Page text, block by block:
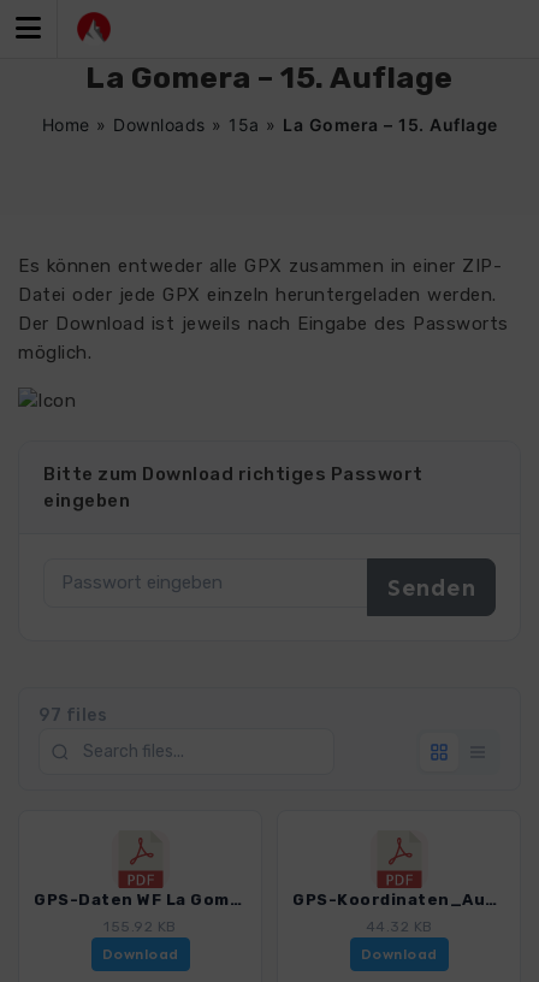
Inhalt
La Gomera – 15. Auflage
Home » Downloads » 15a » La Gomera – 15. Auflage
Es können entweder alle GPX zusammen in einer ZIP-
Datei oder jede GPX einzeln heruntergeladen werden.
Der Download ist jeweils nach Eingabe des Passworts
möglich.
Bitte zum Download richtiges Passwort
eingeben
97 files
GPS-Daten WF La Gomera - Haftungsausschluss, Nutzungsbedingungen und Hinweise_4007_15.pdf
155.92 KB
Download
GPS-Koordinaten_Ausgangspunkte_WF_LaGomera_4007_15.pdf
44.32 KB
Download